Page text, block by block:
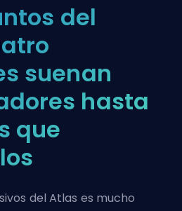
del
suenan
hasta
que
del Atlas es mucho